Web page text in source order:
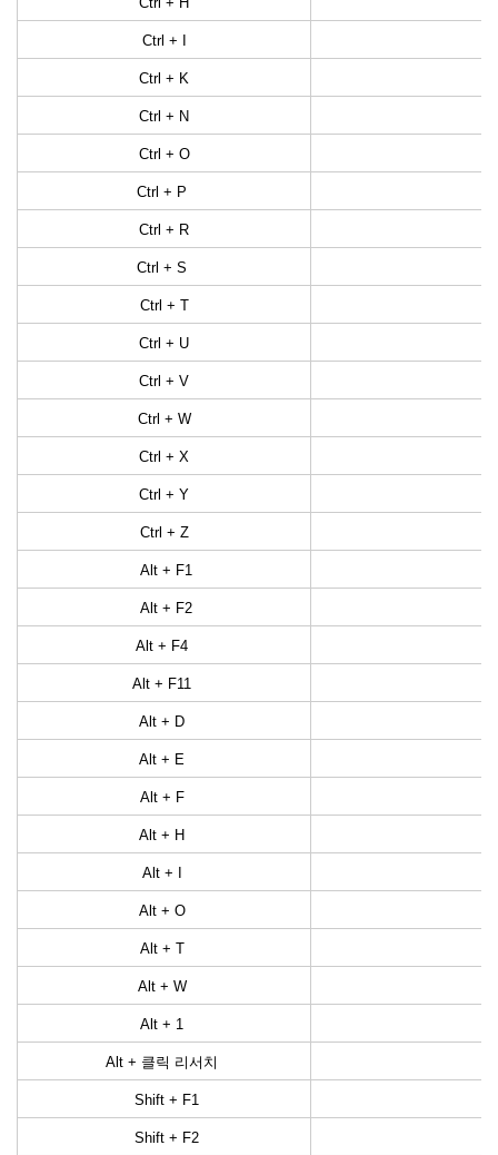
Ctrl + I
Ctrl + K
Ctrl + N
Ctrl + O
Ctrl + P
Ctrl + R
Ctrl + S
Ctrl + T
Ctrl + U
Ctrl + V
Ctrl + W
Ctrl + X
Ctrl + Y
Ctrl + Z
Alt + F1
Alt + F2
Alt + F4
Alt + F11
Alt + D
Alt + E
Alt + F
Alt + H
Alt + I
Alt + O
Alt + T
Alt + W
Alt + 1
Alt + 클릭 리서치
Shift + F1
Shift + F2